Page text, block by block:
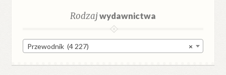
Rodzajwydawnictwa
×
Przewodnik (4 227)